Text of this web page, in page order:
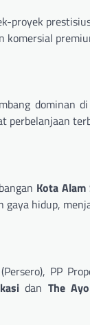
proyek
komersial
dominan
perbelanjaan
Kota Alam
gaya hidup,
PP
dan The